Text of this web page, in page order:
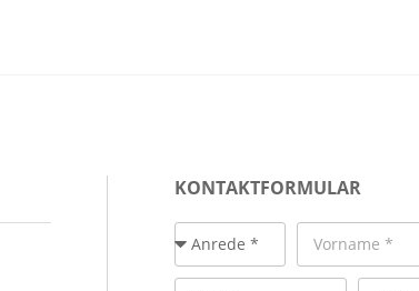
KONTAKTFORMULAR